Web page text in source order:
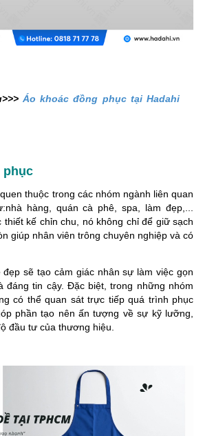
Áo khoác đồng phục tại Hadahi
phục
thuộc trong các nhóm ngành liên quan
hàng, quán cà phê, spa, làm đẹp,...
thiết kế chỉn chu, nó không chỉ để giữ sạch
giúp nhân viên trông chuyên nghiệp và có
đẹp sẽ tạo cảm giác nhân sự làm việc gọn
đáng tin cậy. Đặc biệt, trong những nhóm
có thể quan sát trực tiếp quá trình phục
phần tạo nên ấn tượng về sự kỹ lưỡng,
đầu tư của thương hiệu.